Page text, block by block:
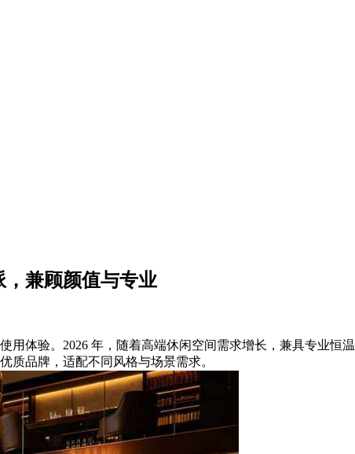
，兼顾颜值与专业
用体验。2026 年，随着高端休闲空间需求增长，兼具专业恒
质品牌，适配不同风格与场景需求。